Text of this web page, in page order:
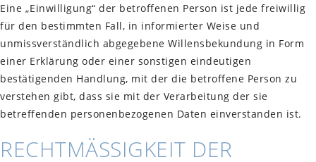
Eine „Einwilligung“ der betroffenen Person ist jede freiwillig
für den bestimmten Fall, in informierter Weise und
unmissverständlich abgegebene Willensbekundung in Form
einer Erklärung oder einer sonstigen eindeutigen
bestätigenden Handlung, mit der die betroffene Person zu
verstehen gibt, dass sie mit der Verarbeitung der sie
betreffenden personenbezogenen Daten einverstanden ist.
RECHTMÄSSIGKEIT DER V